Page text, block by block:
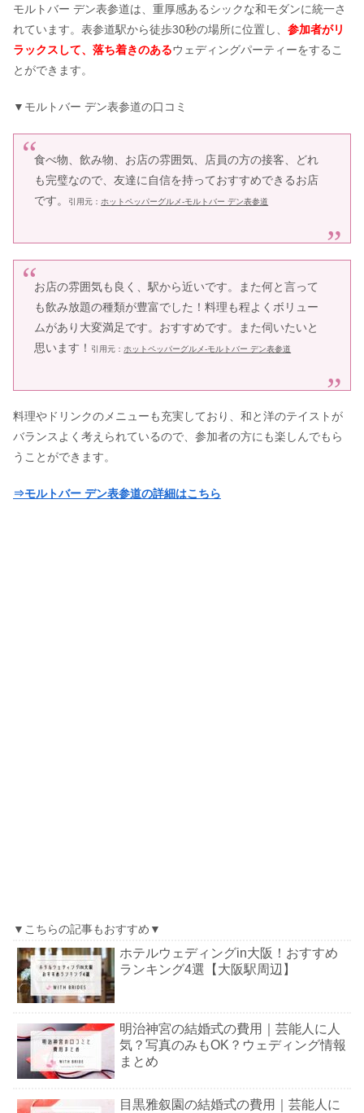
モルトバー デン表参道は、重厚感あるシックな和モダンに統一さ
れています。 表参道駅から徒歩30秒の場所に位置し、 参加者がリ
ラックスして、落ち着きのあるウェディングパーティーをするこ
とができます。
▼モルトバー デン表参道の口コミ
食べ物、飲み物、お店の雰囲気、店員の方の接客、どれ
も完璧なので、友達に自信を持っておすすめできるお店
です。
引用元： ホットペッパーグルメ-モルトバー デン表参道
お店の雰囲気も良く、駅から近いです。また何と言って
も飲み放題の種類が豊富でした！料理も程よくボリュー
ムがあり大変満足です。おすすめです。また伺いたいと
思います！
引用元： ホットペッパーグルメ-モルトバー デン表参道
料理やドリンクのメニューも充実しており、和と洋のテイストが
バランスよく考えられているので、参加者の方にも楽しんでもら
うことができます。
⇒モルトバー デン表参道の詳細はこちら
▼こちらの記事もおすすめ▼
ホテルウェディングin大阪！おすすめ
ランキング4選【大阪駅周辺】
明治神宮の結婚式の費用｜芸能人に人
気？写真のみもOK？ウェディング情報
まとめ
目黒雅叙園の結婚式の費用｜芸能人に